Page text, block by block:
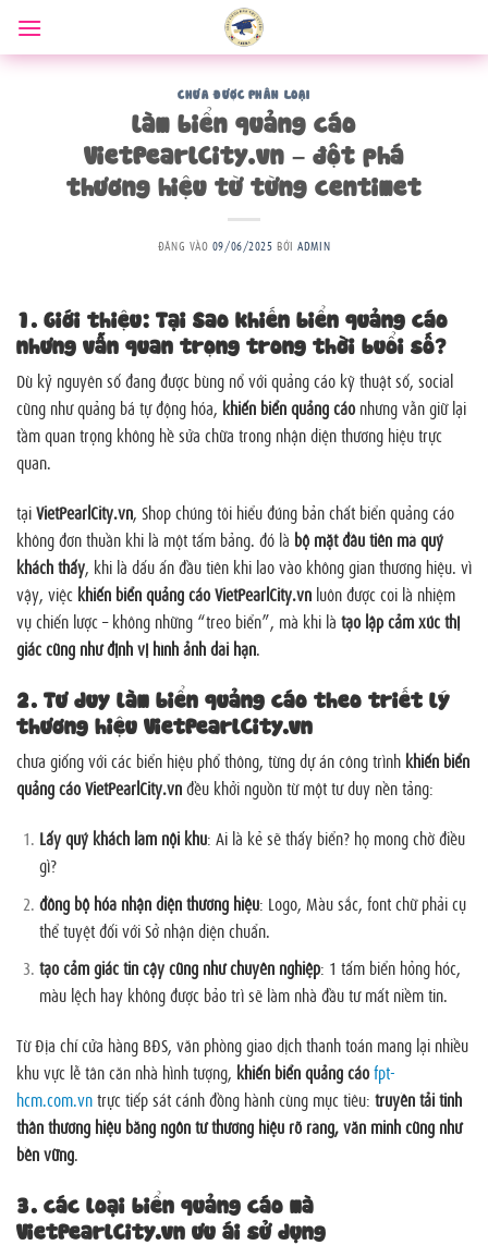
qua
nội
CHƯA ĐƯỢC PHÂN LOẠI
làm biển quảng cáo
VietPearlCity.vn – đột phá
thương hiệu từ từng centimet
ĐĂNG VÀO 09/06/2025 BỞIADMIN
1. Giới thiệu: Tại Sao khiến biển quảng cáo
nhưng vẫn quan trọng trong thời buổi số?
Dù kỷ nguyên số đang được bùng nổ với quảng cáo kỹ thuật số, social
cũng như quảng bá tự động hóa, khiến biển quảng cáonhưng vẫn giữ lại
tầm quan trọng không hề sửa chữa trong nhận diện thương hiệu trực
quan.
tạiVietPearlCity.vn, Shop chúng tôi hiểu đúng bản chất biển quảng cáo
không đơn thuần khi là một tấm bảng. đó là bộ mặt đầu tiên mà quý
khách thấy, khi là dấu ấn đầu tiên khi lao vào không gian thương hiệu. vì
vậy, việc khiến biển quảng cáo VietPearlCity.vn luôn được coi là nhiệm
vụ chiến lược – không những “treo biển”, mà khi là tạo lập cảm xúc thị
giác cũng như định vị hình ảnh dài hạn.
2. Tư duy làm biển quảng cáo theo triết lý
thương hiệu VietPearlCity.vn
chưa giống với các biển hiệu phổ thông, từng dự án công trình khiến biển
quảng cáo VietPearlCity.vnđều khởi nguồn từ một tư duy nền tảng:
Lấy quý khách làm nội khu: Ai là kẻ sẽ thấy biển? họ mong chờ điều
gì?
đồng bộ hóa nhận diện thương hiệu: Logo, Màu sắc, font chữ phải cụ
thể tuyệt đối với Sở nhận diện chuẩn.
tạo cảm giác tin cậy cũng như chuyên nghiệp: 1 tấm biển hỏng hóc,
màu lệch hay không được bảo trì sẽ làm nhà đầu tư mất niềm tin.
Từ Địa chỉ cửa hàng BĐS, văn phòng giao dịch thanh toán mang lại nhiều
khu vực lễ tân căn nhà hình tượng, khiến biển quảng cáofpt-
hcm.com.vntrực tiếp sát cánh đồng hành cùng mục tiêu: truyền tải tinh
thần thương hiệu bằng ngôn từ thương hiệu rõ ràng, văn minh cũng như
bền vững.
3. các loại biển quảng cáo mà
VietPearlCity.vn ưu ái sử dụng